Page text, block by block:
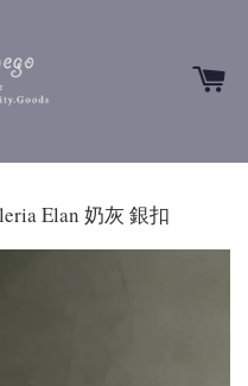
Elan 奶灰 銀扣